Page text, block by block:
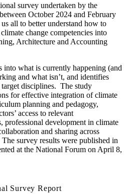
survey undertaken by the
October 2024 and February
all to better understand how to
change competencies into
Architecture and Accounting
into what is currently happening (and
and what isn’t, and identifies
target disciplines. The study
for effective integration of climate
planning and pedagogy,
access to relevant
professional development in climate
and sharing across
survey results were published in
at the National Forum on April 8,
Survey Report